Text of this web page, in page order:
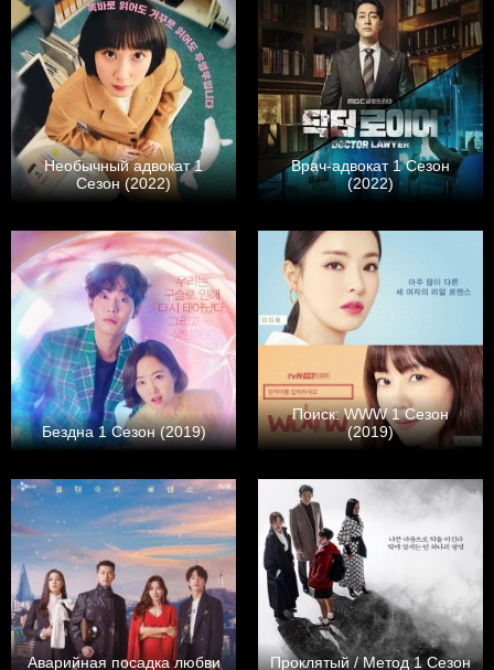
Необычный адвокат 1
Сезон (2022)
Врач-адвокат 1 Сезон
(2022)
Бездна 1 Сезон (2019)
Поиск: WWW 1 Сезон
(2019)
Аварийная посадка любви Проклятый / Метод 1 Сезон